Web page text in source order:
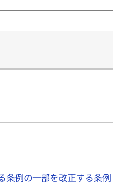
例の一部を改正する条例